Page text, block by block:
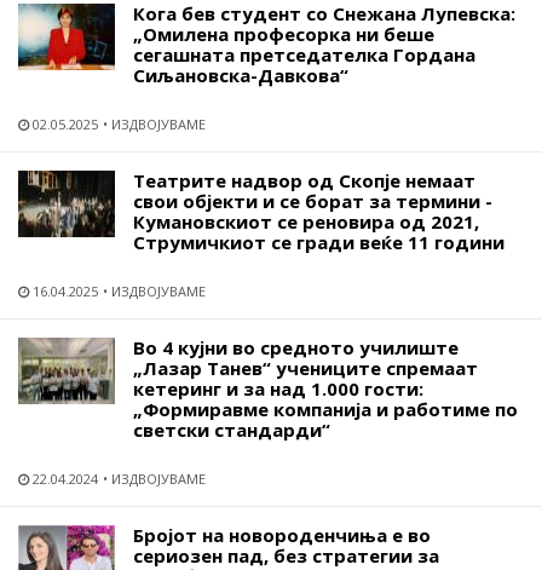
Кога бев студент со Снежана Лупевска:
„Омилена професорка ни беше
сегашната претседателка Гордана
Сиљановска-Давкова“
02.05.2025 ИЗДВОЈУВАМЕ
Театрите надвор од Скопје немаат
свои објекти и се борат за термини -
Кумановскиот се реновира од 2021,
Струмичкиот се гради веќе 11 години
16.04.2025 ИЗДВОЈУВАМЕ
Во 4 кујни во средното училиште
„Лазар Танев“ учениците спремаат
кетеринг и за над 1.000 гости:
„Формиравме компанија и работиме по
светски стандарди“
22.04.2024 ИЗДВОЈУВАМЕ
Бројот на новороденчиња е во
сериозен пад, без стратегии за